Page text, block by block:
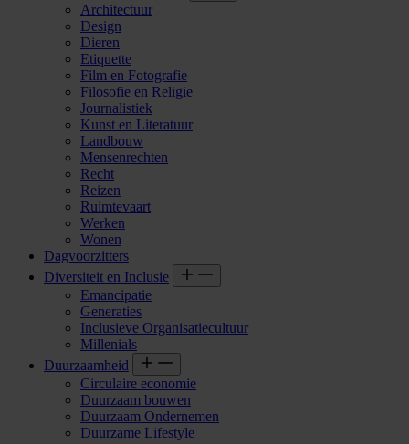
Architectuur
Design
Dieren
Etiquette
Film en Fotografie
Filosofie en Religie
Journalistiek
Kunst en Literatuur
Landbouw
Mensenrechten
Recht
Reizen
Ruimtevaart
Werken
Wonen
Dagvoorzitters
Diversiteit en Inclusie
Emancipatie
Generaties
Inclusieve Organisatiecultuur
Millenials
Duurzaamheid
Circulaire economie
Duurzaam bouwen
Duurzaam Ondernemen
Duurzame Lifestyle